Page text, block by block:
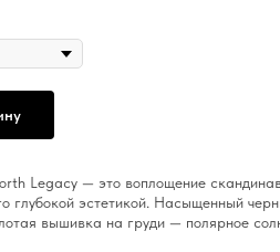
Legacy — это воплощение
глубокой эстетикой. Насыщенный
вышивка на груди — полярное